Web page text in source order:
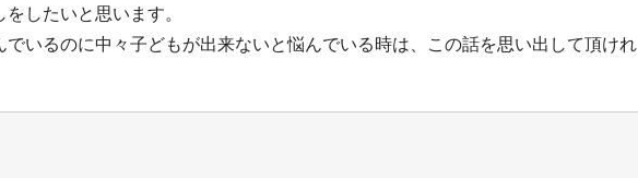
したいと思います。
いるのに中々子どもが出来ないと悩んでいる時は、この話を思い出して頂けれ